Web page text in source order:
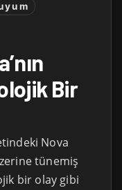
Bir
Nova
tünemiş
bir olay gibi